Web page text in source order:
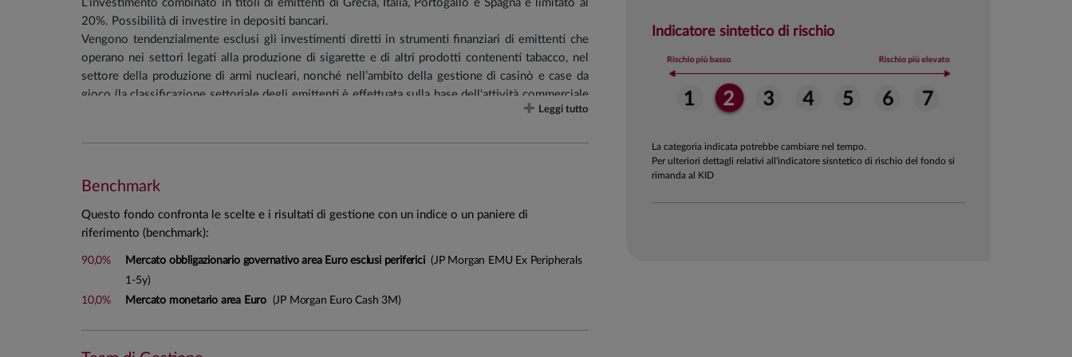
Indicatore sintetico di rischio
La categoria indicata potrebbe cambiare nel tempo.
Per ulteriori dettagli relativi all'indicatore sisntetico di rischio del fondo si
rimanda al KID
L’investimento combinato in titoli di emittenti di Grecia, Italia, Portogallo e Spagna è limitato al
20%. Possibilità di investire in depositi bancari.
Vengono tendenzialmente esclusi gli investimenti diretti in strumenti finanziari di emittenti che
operano nei settori legati alla produzione di sigarette e di altri prodotti contenenti tabacco, nel
settore della produzione di armi nucleari, nonché nell’ambito della gestione di casinò e case da
gioco (la classificazione settoriale degli emittenti è effettuata sulla base dell'attività commerciale
Portafoglio tendenziale
Investimenti obbligazionari: 90%
Durata finanziaria; min 1,5 anni; max 3,5 anni. potrà anche assumere valori negativi (-1 anno)
Stile di gestione
Leggi tutto
Benchmark
Questo fondo confronta le scelte e i risultati di gestione con un indice o un paniere di
riferimento (benchmark):
90,0% Mercato obbligazionario governativo area Euro esclusi periferici(JP Morgan EMU Ex Peripherals
1-5y)
10,0%
Mercato monetario area Euro (JP Morgan Euro Cash 3M)